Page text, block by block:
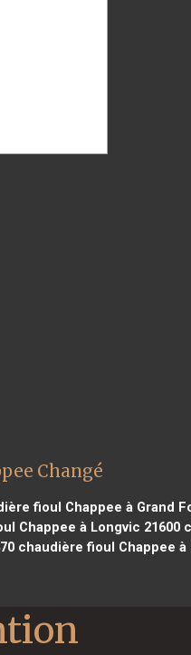
Changé
fioul Chappee à Grand
Chappee à Longvic 21600
chaudière fioul Chappee à